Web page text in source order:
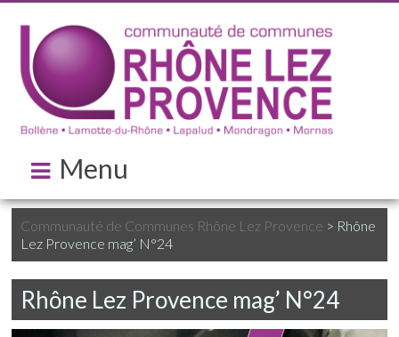
Menu
Communauté de Communes Rhône Lez Provence > Rhône
Lez Provence mag’ N°24
Rhône Lez Provence mag’ N°24